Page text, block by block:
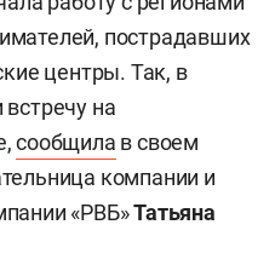
пострадавших
центры. Так, в
на
сообщила в своем
компании и
«РВБ»Татьяна